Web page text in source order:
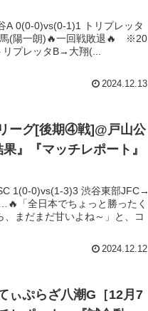
0(0-0)vs(0-1)1 トリプレッタ
(陽一朗)🔥一回戦敗退🔥 ※20
プレッタB→大翔(...
2024.12.13
ーグ[後期④戦]@戸山公
』『マッチレポート』
1(0-0)vs(1-3)3 渋谷東部JFC→
「全日本でちょっと勝ったく
まだまだ甘いよね～」と、コ
2024.12.12
ぃぷらざ八潮G［12月7